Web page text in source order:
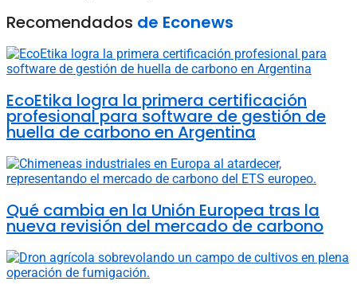
Recomendados de Econews
EcoEtika logra la primera certificación
profesional para software de gestión de
huella de carbono en Argentina
Qué cambia en la Unión Europea tras la
nueva revisión del mercado de carbono